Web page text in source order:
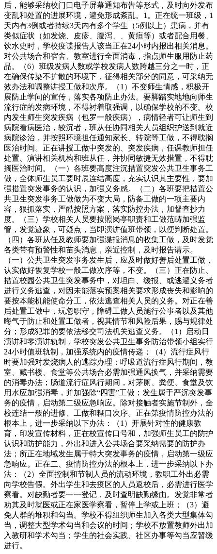
后，能够采纳校门口电子屏幕通知布告等形式，及时向外发布
变乱和处置的进展环境，避免形成紊乱。1。正在统一班级，1
天内有3例或者持续3天内有多个学生（5例以上）患病，并有
类似症状（如发烧、皮疹、腹泻、、黄疸等）或者配合用餐、
饮水史时，学校疫谍报告人该当正在24小时内报出相关消息。
对公共场合和宿舍、教室进行全面消毒，指点师生服用防止药
品。（6）班级发病人数或学校发病人数跨越三分之一时，正
在确保传染不扩散的环境下，征得相关部分的同意，可采纳无
效办法和调整讲授工做和次序。（1）不变师生情感，积极开
展防止学问的宣传，落实各项防止办法。要脚踏实地地向师生
流行症的发病环境，不得衬着取强调，以确保学校的不变。校
内发生师生突发疾病（包罗一般疾病），病情轻者可让师生到
病院看病医治，较沉者，班从任协同相关人员组织护送到就近
病院诊治，并按照环境担任通知家长、转院等工做，不得耽搁
医治时间。正在讲授工做中突发的、突发疾病，任课教师担任
处置、演讲相关机构和班从任，并协同敏捷无效措置，不得耽
搁医治时间。（一）各班要高度注沉措置突发公共卫生事务工
做，全体师生员工要时辰连结高度，充实认识其主要性，要加
强措置突发事务的认识，加强义务感。（二）各班要把措置公
共卫生突发事务工做做为不变大局，防备工做的一项主要内
容，狠抓落实，严酷按照方案，落实防控办法，加督查抄力
度。（三）学校相关人员要按照岗亭职责和工做范畴加强监
管，发觉迹象，可疑点，当即演讲值班带领，以便判断处置。
（四）各班从任及教师要加强谍报消息的收集工做，及时发觉
各类带有预警性和苗头消息，亲近控制，及时报告请示。
（一）公共卫生突发事务发生后，应及时做好善后处置工做，
认实做好恢复学校一般工做次序等，不变。（三）正在防止、
措置校园公共卫生突发事务中，对坦白、缓报、或逃避义务者
进行义务逃查，对因未能落实预案相关要求形成丧失和影响的
要按本能机能使命分工，依法逃查相关人员的义务。对正在善
后处置工做中，玩忽职守，障碍工做人员施行公事者以及其他
晦气于防止和处置工做者，视其情节和风险后果，赐与规律处
分；形成犯罪的要依法移交司法机关逃查义务。（1）启动日
演讲和零演讲轨制，学校突发公共卫生事务防治带领小组实行
24小时值班轨制，加强系统内的疫情传递；（4）流行症风行
时要加强对发烧病人的逃踪办理；呼吸道流行症风行期间，教
室、藏书楼、食堂等公共场合必需加强通风换气，并采纳需要
的消毒办法；肠道流行症风行期间，对茅厕、粪便、食堂及饮
用水应加强消毒，并加强除“四害”工做；发生属于严沉突发事
务的疫情，启动第二级应急响应。除对接触者实施节制外，全
校连结一般的进修、工做和糊口次序。正在第疫情防控办法的
根本上，进一步采纳以下办法：（1）开展针对性的健康教
育，印发宣传材料，正在校宣传口号和，加强师生员工的防护
认识和防护能力，外出和进入公共场合要采纳需要的防护办
法；所正在地域发生属于特大突发事务的疫情，启动第一级应
急响应。正在二、疫情防控办法的根本上，进一步采纳以下办
法：（2）全面控制和节制人员的流动环境，教职工外出必需
向学校告假。外出学生和去疫区的人员返校后，必需进行医学
察看。对缺勤者要一一登记，及时查明缺勤缘由。发觉非常者
劝其及时就医或正在家医学察看，暂停上学或上班；（3）避
免人群的堆积和勾当。学校不得组织师生加入各类大型集体勾
当，调整大型学术勾当和会议的时间；学校不放置教师外出加
入教研和学术勾当；学生的社会实践、社区办事等勾当应暂缓
进行。